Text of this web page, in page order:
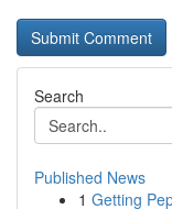
Search
Published News
1 Getting